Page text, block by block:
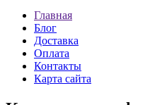
Главная
Блог
Доставка
Оплата
Контакты
Карта сайта